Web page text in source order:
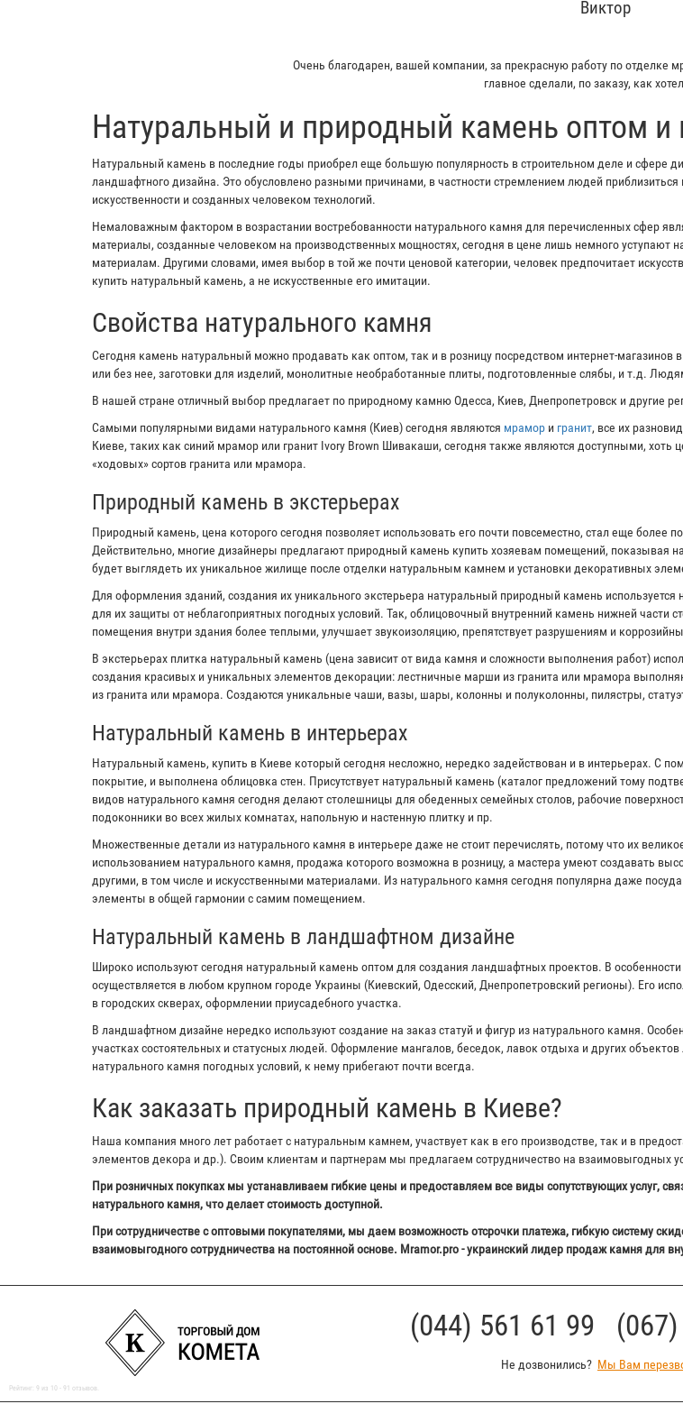
Виктор
Очень благодарен, вашей компании, за прекрасную работу по отделке
главное сделали, по заказу, как
​Натуральный и природный камень оптом и
Натуральный камень в последние годы приобрел еще большую популярность в строительном деле и сфере
ландшафтного дизайна. Это обусловлено разными причинами, в частности стремлением людей
искусственности и созданных человеком технологий.
Немаловажным фактором в возрастании востребованности натурального камня для перечисленных сфер
материалы, созданные человеком на производственных мощностях, сегодня в цене лишь немного уступают
материалам. Другими словами, имея выбор в той же почти ценовой категории, человек предпочитает
купить натуральный камень, а не искусственные его имитации.
Свойства натурального камня
Сегодня камень натуральный можно продавать как оптом, так и в розницу посредством интернет-
или без нее, заготовки для изделий, монолитные необработанные плиты, подготовленные слябы, и т.д.
В нашей стране отличный выбор предлагает по природному камню Одесса, Киев, Днепропетровск и другие
Самыми популярными видами натурального камня (Киев) сегодня являются мрамор и гранит, все их
Киеве, таких как синий мрамор или гранит Ivory Brown Шивакаши, сегодня также являются доступными,
«ходовых» сортов гранита или мрамора.
Природный камень в экстерьерах
Природный камень, цена которого сегодня позволяет использовать его почти повсеместно, стал еще более
Действительно, многие дизайнеры предлагают природный камень купить хозяевам помещений, показывая
будет выглядеть их уникальное жилище после отделки натуральным камнем и установки декоративных
Для оформления зданий, создания их уникального экстерьера натуральный природный камень используется
для их защиты от неблагоприятных погодных условий. Так, облицовочный внутренний камень нижней части
помещения внутри здания более теплыми, улучшает звукоизоляцию, препятствует разрушениям и
В экстерьерах плитка натуральный камень (цена зависит от вида камня и сложности выполнения работ)
создания красивых и уникальных элементов декорации: лестничные марши из гранита или мрамора
из гранита или мрамора. Создаются уникальные чаши, вазы, шары, колонны и полуколонны, пилястры,
Натуральный камень в интерьерах
Натуральный камень, купить в Киеве который сегодня несложно, нередко задействован и в интерьерах. С
покрытие, и выполнена облицовка стен. Присутствует натуральный камень (каталог предложений тому
видов натурального камня сегодня делают столешницы для обеденных семейных столов, рабочие
подоконники во всех жилых комнатах, напольную и настенную плитку и пр.
Множественные детали из натурального камня в интерьере даже не стоит перечислять, потому что их
использованием натурального камня, продажа которого возможна в розницу, а мастера умеют создавать
другими, в том числе и искусственными материалами. Из натурального камня сегодня популярна даже
элементы в общей гармонии с самим помещением.
Натуральный камень в ландшафтном дизайне
Широко используют сегодня натуральный камень оптом для создания ландшафтных проектов. В
осуществляется в любом крупном городе Украины (Киевский, Одесский, Днепропетровский регионы). Его
в городских скверах, оформлении приусадебного участка.
В ландшафтном дизайне нередко используют создание на заказ статуй и фигур из натурального камня.
участках состоятельных и статусных людей. Оформление мангалов, беседок, лавок отдыха и других
натурального камня погодных условий, к нему прибегают почти всегда.
Как заказать природный камень в Киеве?
Наша компания много лет работает с натуральным камнем, участвует как в его производстве, так и в
элементов декора и др.). Своим клиентам и партнерам мы предлагаем сотрудничество на взаимовыгодных
При розничных покупках мы устанавливаем гибкие цены и предоставляем все виды сопутствующих услуг,
натурального камня, что делает стоимость доступной.
При сотрудничестве с оптовыми покупателями, мы даем возможность отсрочки платежа, гибкую систему
взаимовыгодного сотрудничества на постоянной основе. Mramor.pro - украинский лидер продаж камня для
(044) 561 61 99 (067)
Не дозвонились? Мы Вам
Рейтинг: 9 из 10 91 отзывов.